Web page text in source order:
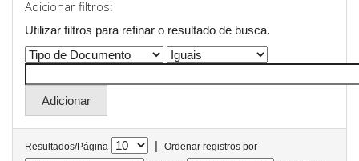
Adicionar filtros:
Utilizar filtros para refinar o resultado de busca.
Resultados/Página |
Ordenar registros por